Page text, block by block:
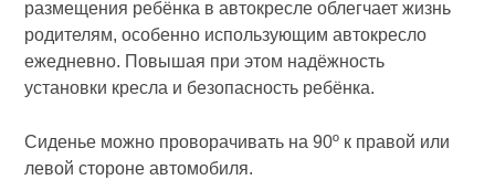
размещения ребёнка в автокресле облегчает жизнь
родителям, особенно использующим автокресло
ежедневно. Повышая при этом надёжность
установки кресла и безопасность ребёнка.
Сиденье можно проворачивать на 90º к правой или
левой стороне автомобиля.